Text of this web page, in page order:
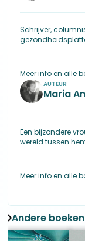
Schrijver,
Meer info en alle
AUTEUR
Maria
Een bijzondere
wereld tussen
Meer info en alle
Andere